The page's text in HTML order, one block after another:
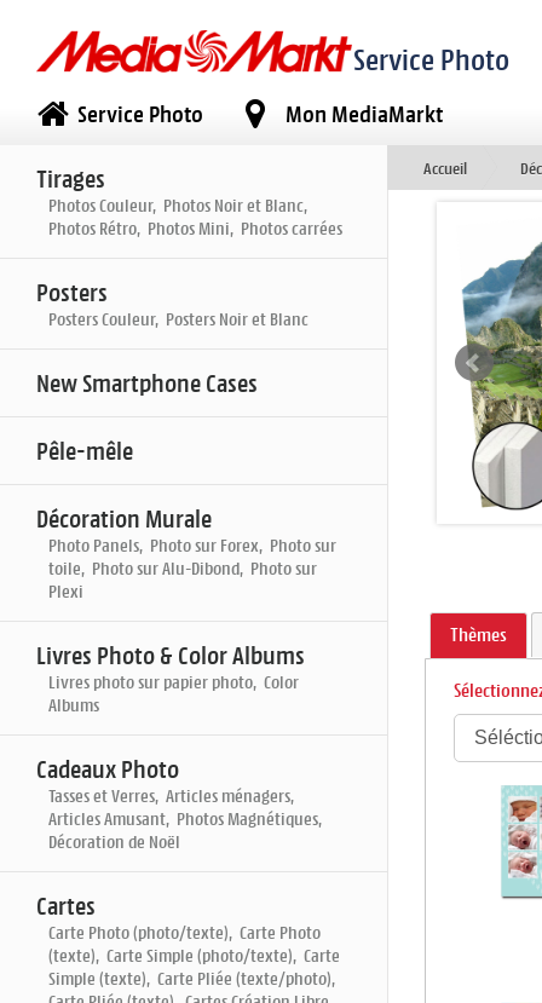
Service Photo
Service Photo Mon MediaMarkt
Tirages
Photos Couleur, Photos Noir et Blanc,
Photos Rétro, Photos Mini, Photos carrées
Posters
Posters Couleur, Posters Noir et Blanc
New Smartphone Cases
Pêle-mêle
Décoration Murale
Photo Panels, Photo sur Forex, Photo sur
toile, Photo sur Alu-Dibond, Photo sur
Plexi
Livres Photo & Color Albums
Livres photo sur papier photo, Color
Albums
Cadeaux Photo
Tasses et Verres, Articles ménagers,
Articles Amusant, Photos Magnétiques,
Décoration de Noël
Cartes
Carte Photo (photo/texte), Carte Photo
(texte), Carte Simple (photo/texte), Carte
Simple (texte), Carte Pliée (texte/photo),
Accueil
Thèmes